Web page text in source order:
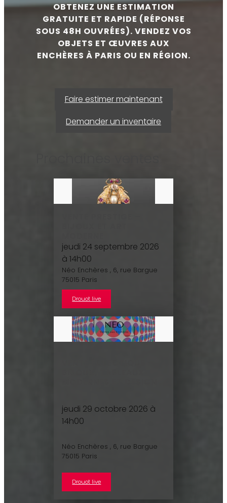
OBTENEZ UNE ESTIMATION
GRATUITE ET RAPIDE (RÉPONSE
SOUS 48H OUVRÉES). VENDEZ VOS
OBJETS ET ŒUVRES AUX
ENCHÈRES À PARIS OU EN RÉGION.
Faire estimer maintenant
Demander un inventaire
jeudi 24 septembre 2026
à 14h00
Néo Enchères , 6, rue Bargue
75015 Paris
Drouot live
jeudi 29 octobre 2026 à
14h00
Néo Enchères , 6, rue Bargue
75015 Paris
Drouot live